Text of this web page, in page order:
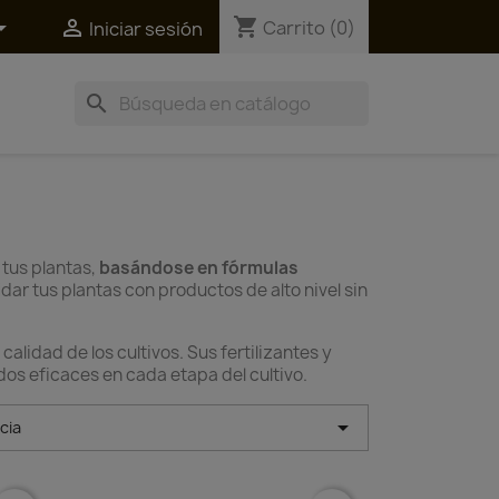
 Iniciar sesión shopping_cart Carrito (0)
search
plantas, basándose en fórmulas
tus plantas con productos de alto nivel sin
de los cultivos. Sus fertilizantes y
eficaces en cada etapa del cultivo.
